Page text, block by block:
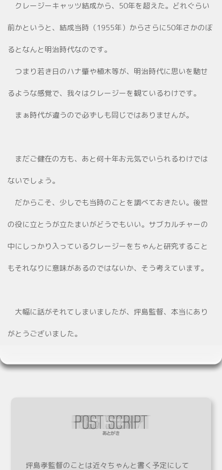
クレージーキャッツ結成から、50年を超えた。どれぐらい
前かというと、結成当時（1955年）からさらに50年さかのぼ
るとなんと明治時代なのです。
つまり若き日のハナ肇や植木等が、明治時代に思いを馳せ
るような感覚で、我々はクレージーを観ているわけです。
まぁ時代が違うので必ずしも同じではありませんが。
まだご健在の方も、あと何十年お元気でいられるわけでは
ないでしょう。
だからこそ、少しでも当時のことを調べておきたい。後世
の役に立とうが立たまいがどうでもいい。サブカルチャーの
中にしっかり入っているクレージーをちゃんと研究すること
もそれなりに意味があるのではないか、そう考えています。
大幅に話がそれてしまいましたが、坪島監督、本当にあり
がとうございました。
坪島孝監督のことは近々ちゃんと書く予定にして